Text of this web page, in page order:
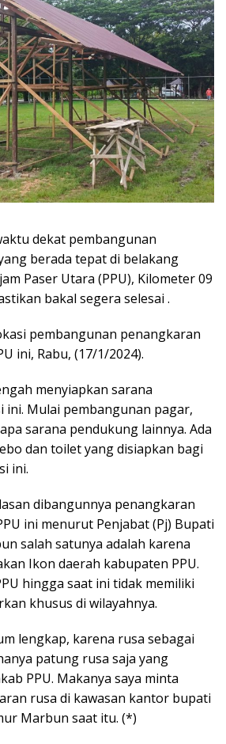
dekat pembangunan
berada tepat di belakang
Paser Utara (PPU), Kilometer 09
bakal segera selesai .
pembangunan penangkaran
ini, Rabu, (17/1/2024).
menyiapkan sarana
ini. Mulai pembangunan pagar,
sarana pendukung lainnya. Ada
dan toilet yang disiapkan bagi
ini.
dibangunnya penangkaran
ini menurut Penjabat (Pj) Bupati
salah satunya adalah karena
Ikon daerah kabupaten PPU.
hingga saat ini tidak memiliki
khusus di wilayahnya.
lengkap, karena rusa sebagai
patung rusa saja yang
PPU. Makanya saya minta
rusa di kawasan kantor bupati
Marbun saat itu. (*)